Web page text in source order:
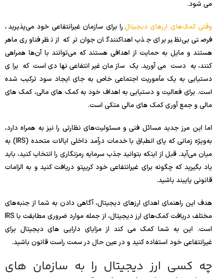
می شود.
وقتی کمک‌های ارزهای دیجیتالرا برای سازمان غیرانتفاعی خود می‌پذیرید ،
فرصتی بی‌نظیر برای جذب اهداکنندگان جوان‌تر که از نظر فناوری ماهر
هستند و مایل به حمایت از اهدافی هستند که می‌توانند با آن‌ها همراهی
کنند، به دست می‌آورید. یک سازمان غیرانتفاعی نهادی است که برای
دستیابی به یک مأموریت اجتماعی خاص به جای ایجاد سود ترکیب شده
است. برای فعالیت و دستیابی به اهداف خود به کمک های مالی، کمک های
مالی و جمع آوری کمک های مالی متکی است.
اما این مرز جدید مسائل فنی و مسئولیت‌های نظارتی را نیز به همراه دارد،
به‌ویژه زمانی که پای انطباق با خدمات درآمد داخلی ایالات متحده (IRS) به
میان می‌آید. قبل از اینکه بتوانید جذب سرمایه رمزنگاری را انتخاب کنید، باید
یاد بگیرید که چگونه برای غیرانتفاعی خود کریپتو دریافت کنید و به الزامات
قانونی پایبند باشید.
هدف این راهنمای اهدای ارزهای دیجیتال، آگاهی دادن به شما از جنبه‌های
مختلف دریافت کمک‌های ارز دیجیتال، از جمله موارد ضروری مطابقت با IRS
است. این به شما کمک می کند از مزایای دارایی های دیجیتال برای
غیرانتفاعی خود استفاده کنید و در عین حال در سمت راست قانون باشید.
چه کسی ارز دیجیتال را به سازمان های